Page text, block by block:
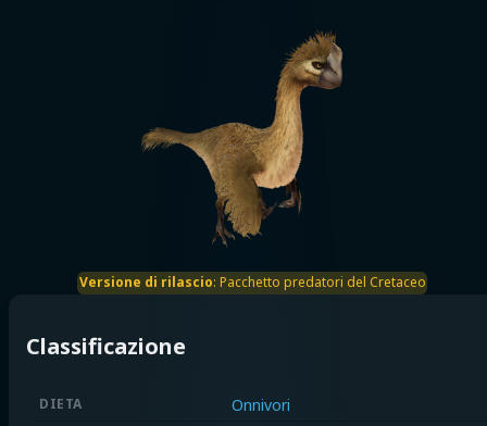
Versione di rilascio: Pacchetto predatori del Cretaceo
Classificazione
DIETA Onnivori